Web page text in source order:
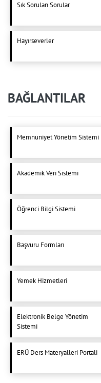
Sık Sorulan Sorular
Hayırseverler
BAĞLANTILAR
Memnuniyet Yönetim Sistemi
Akademik Veri Sistemi
Öğrenci Bilgi Sistemi
Başvuru Formları
Yemek Hizmetleri
Elektronik Belge Yönetim
Sistemi
ERÜ Ders Materyalleri Portali